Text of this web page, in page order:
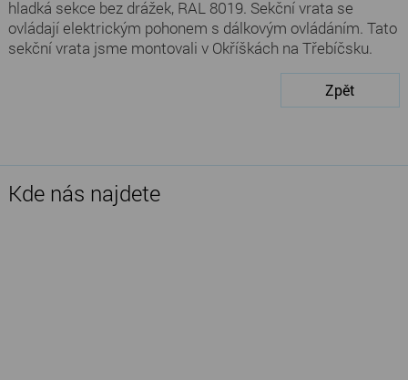
hladká sekce bez drážek, RAL 8019. Sekční vrata se
ovládají elektrickým pohonem s dálkovým ovládáním. Tato
sekční vrata jsme montovali v Okříškách na Třebíčsku.
Zpět
Kde nás najdete